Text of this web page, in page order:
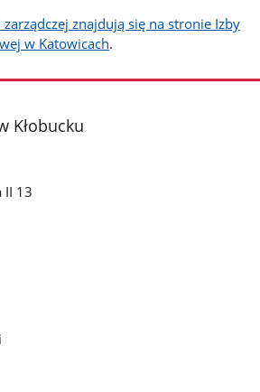
znajdują się na stronie Izby
w Katowicach.
Kłobucku
II 13